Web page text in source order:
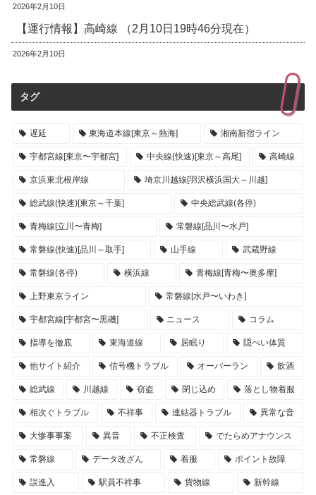
2026年2月10日
【運行情報】高崎線 （2月10日19時46分現在）
2026年2月10日
タグ
遅延 東海道本線[東京～熱海] 湘南新宿ライン
宇都宮線[東京〜宇都宮] 中央線(快速)[東京～高尾] 高崎線
京浜東北根岸線 埼京川越線[羽沢横浜国大～川越]
総武線(快速)[東京～千葉] 中央総武線(各停)
青梅線[立川〜青梅] 常磐線[品川〜水戸]
常磐線(快速)[品川～取手] 山手線 武蔵野線
常磐線(各停) 横浜線 青梅線[青梅〜奥多摩]
上野東京ライン 常磐線[水戸〜いわき]
宇都宮線[宇都宮〜黒磯] ニュース コラム
指導を徹底 東海道線 居眠り 隠ぺい体質
他サイト紹介 信号機トラブル オーバーラン 飲酒
総武線 川越線 窃盗 閉じ込め 落とし物着服
相次ぐトラブル 不祥事 連結器トラブル 異常な音
大惨事事案 異音 不正検査 でたらめアナウンス
常磐線 データ改ざん 着服 ポイント故障
誤進入 駅員不祥事 貨物線 新幹線